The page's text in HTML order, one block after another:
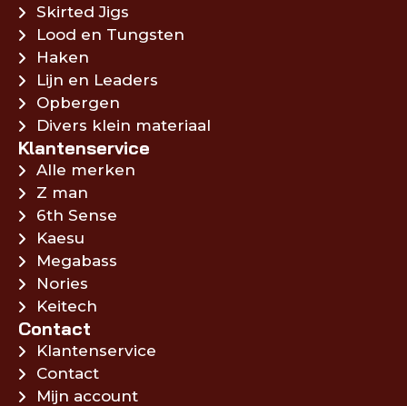
Skirted Jigs
Lood en Tungsten
Haken
Lijn en Leaders
Opbergen
Divers klein materiaal
Klantenservice
Alle merken
Z man
6th Sense
Kaesu
Megabass
Nories
Keitech
Contact
Klantenservice
Contact
Mijn account